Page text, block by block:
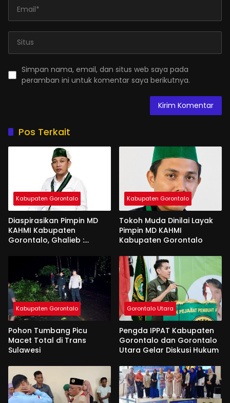
Simpan nama, email, dan situs web saya pada
peramban ini untuk komentar saya berikutnya.
Pos Terkait
Kabupaten Gorontalo
Diaspirasikan Pimpin MD
KAHMI Kabupaten
Gorontalo, Ghalieb :
Kabupaten Gorontalo
Tokoh Muda Dinilai Layak
Pimpin MD KAHMI
Kabupaten Gorontalo
Kabupaten Gorontalo
Pohon Tumbang Picu
Macet Total di Trans
Sulawesi
Gorontalo Utara
Pengda IPPAT Kabupaten
Gorontalo dan Gorontalo
Utara Gelar Diskusi Hukum